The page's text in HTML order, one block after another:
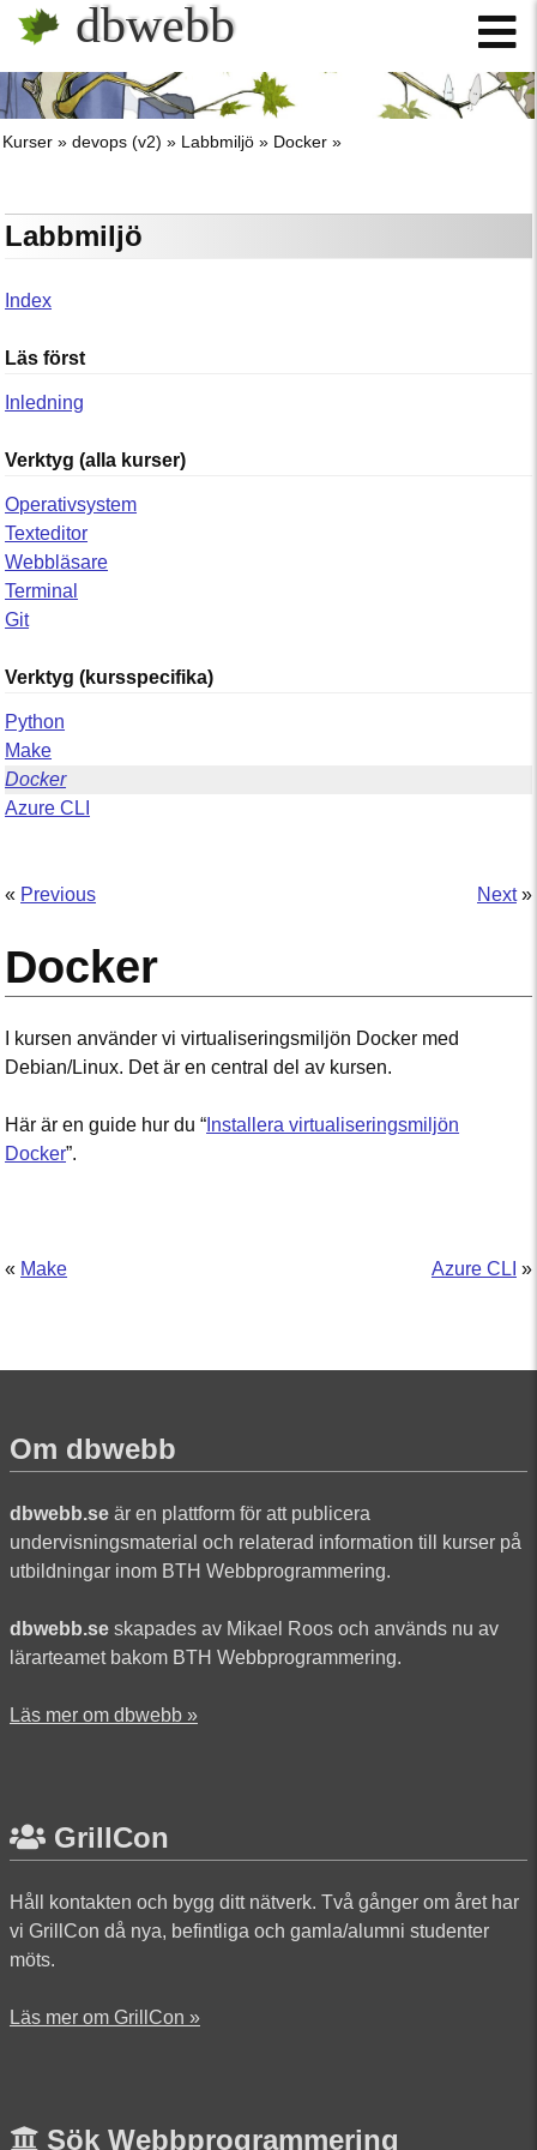
dbwebb
Kurser devops (v2) Labbmiljö Docker
Labbmiljö
Index
Läs först
Inledning
Verktyg (alla kurser)
Operativsystem
Texteditor
Webbläsare
Terminal
Git
Verktyg (kursspecifika)
Python
Make
Docker
Azure CLI
Next»
« Previous
Docker
I kursen använder vi virtualiseringsmiljön Docker med
Debian/Linux. Det är en central del av kursen.
Här är en guide hur du “ Installera virtualiseringsmiljön
Docker”.
Azure CLI »
« Make
Om dbwebb
dbwebb.seär en plattform för att publicera
undervisningsmaterial och relaterad information till kurser på
utbildningar inom BTH Webbprogrammering.
dbwebb.seskapades av Mikael Roos och används nu av
lärarteamet bakom BTH Webbprogrammering.
Läs mer om dbwebb »
GrillCon
Håll kontakten och bygg ditt nätverk. Två gånger om året har
vi GrillCon då nya, befintliga och gamla/alumni studenter
möts.
Läs mer om GrillCon »
Sök Webbprogrammering